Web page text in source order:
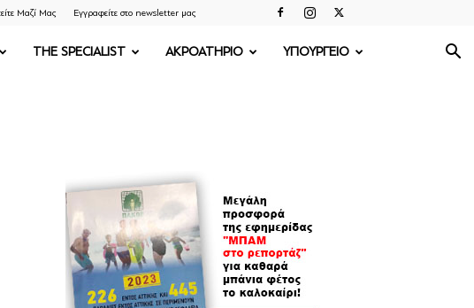
Μαζί Μας Εγγραφείτε στο newsletter μας
THE SPECIALIST ΑΚΡΟΑΤΗΡΙΟ ΥΠΟΥΡΓΕΙΟ